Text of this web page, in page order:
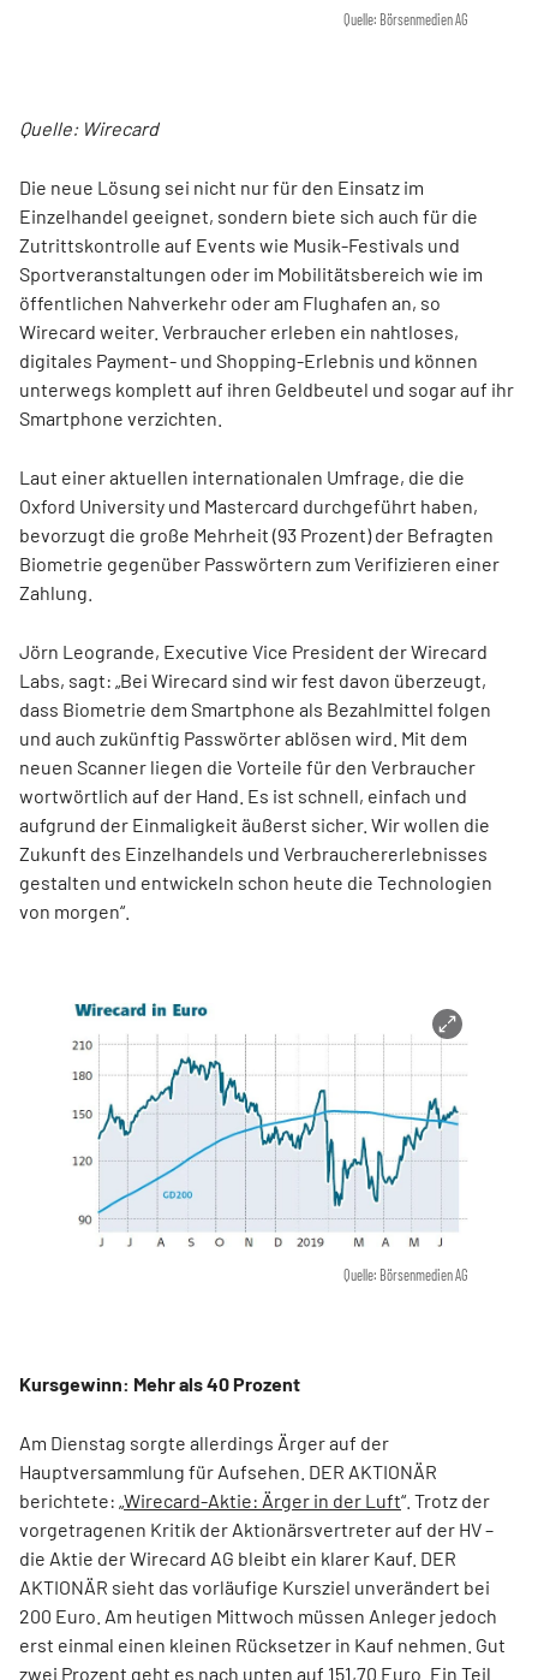
Quelle: Börsenmedien AG
Quelle: Wirecard
Die neue Lösung sei nicht nur für den Einsatz im
Einzelhandel geeignet, sondern biete sich auch für die
Zutrittskontrolle auf Events wie Musik-Festivals und
Sportveranstaltungen oder im Mobilitätsbereich wie im
öffentlichen Nahverkehr oder am Flughafen an, so
Wirecard weiter. Verbraucher erleben ein nahtloses,
digitales Payment- und Shopping-Erlebnis und können
unterwegs komplett auf ihren Geldbeutel und sogar auf ihr
Smartphone verzichten.
Laut einer aktuellen internationalen Umfrage, die die
Oxford University und Mastercard durchgeführt haben,
bevorzugt die große Mehrheit (93 Prozent) der Befragten
Biometrie gegenüber Passwörtern zum Verifizieren einer
Zahlung.
Jörn Leogrande, Executive Vice President der Wirecard
Labs, sagt: „Bei Wirecard sind wir fest davon überzeugt,
dass Biometrie dem Smartphone als Bezahlmittel folgen
und auch zukünftig Passwörter ablösen wird. Mit dem
neuen Scanner liegen die Vorteile für den Verbraucher
wortwörtlich auf der Hand. Es ist schnell, einfach und
aufgrund der Einmaligkeit äußerst sicher. Wir wollen die
Zukunft des Einzelhandels und Verbrauchererlebnisses
gestalten und entwickeln schon heute die Technologien
von morgen“.
Quelle: Börsenmedien AG
Kursgewinn: Mehr als 40 Prozent
Am Dienstag sorgte allerdings Ärger auf der
Hauptversammlung für Aufsehen. DER AKTIONÄR
berichtete: „ Wirecard-Aktie: Ärger in der Luft“. Trotz der
vorgetragenen Kritik der Aktionärsvertreter auf der HV –
die Aktie der Wirecard AG bleibt ein klarer Kauf. DER
AKTIONÄR sieht das vorläufige Kursziel unverändert bei
200 Euro. Am heutigen Mittwoch müssen Anleger jedoch
erst einmal einen kleinen Rücksetzer in Kauf nehmen. Gut
zwei Prozent geht es nach unten auf 151,70 Euro. Ein Teil